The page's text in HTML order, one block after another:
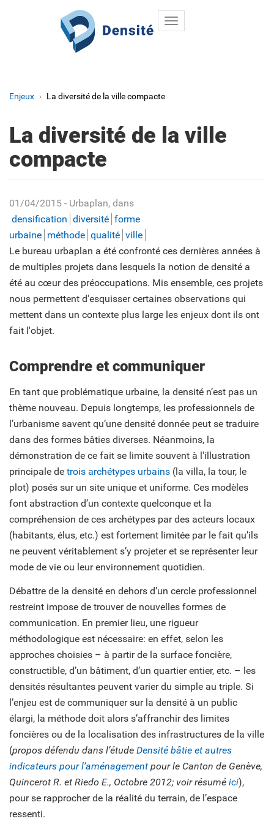
Aller au contenu principal
Toggle
Enjeux La diversité de la ville compacte
La diversité de la ville
compacte
01/04/2015 - Urbaplan, dans
densification diversité forme
urbaine méthode qualité ville
Le bureau urbaplan a été confronté ces dernières années à
de multiples projets dans lesquels la notion de densité a
été au cœur des préoccupations. Mis ensemble, ces projets
nous permettent d'esquisser certaines observations qui
mettent dans un contexte plus large les enjeux dont ils ont
fait l'objet.
Comprendre et communiquer
En tant que problématique urbaine, la densité n’est pas un
thème nouveau. Depuis longtemps, les professionnels de
l’urbanisme savent qu’une densité donnée peut se traduire
dans des formes bâties diverses. Néanmoins, la
démonstration de ce fait se limite souvent à l'illustration
principale de trois archétypes urbains (la villa, la tour, le
plot) posés sur un site unique et uniforme. Ces modèles
font abstraction d’un contexte quelconque et la
compréhension de ces archétypes par des acteurs locaux
(habitants, élus, etc.) est fortement limitée par le fait qu’ils
ne peuvent véritablement s’y projeter et se représenter leur
mode de vie ou leur environnement quotidien.
Débattre de la densité en dehors d’un cercle professionnel
restreint impose de trouver de nouvelles formes de
communication. En premier lieu, une rigueur
méthodologique est nécessaire: en effet, selon les
approches choisies – à partir de la surface foncière,
constructible, d’un bâtiment, d’un quartier entier, etc. – les
densités résultantes peuvent varier du simple au triple. Si
l’enjeu est de communiquer sur la densité à un public
élargi, la méthode doit alors s’affranchir des limites
foncières ou de la localisation des infrastructures de la ville
(propos défendu dans l’étude Densité bâtie et autres
indicateurs pour l’aménagement pour le Canton de Genève,
Quincerot R. et Riedo E., Octobre 2012; voir résumé ici),
pour se rapprocher de la réalité du terrain, de l’espace
ressenti.